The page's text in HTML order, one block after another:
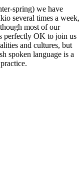
spring) we have
several times a week,
most of our
perfectly OK to join us
and cultures, but
spoken language is a